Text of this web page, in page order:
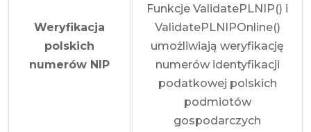
Weryfikacja
polskich
numerów NIP
Funkcje ValidatePLNIP() i
ValidatePLNIPOnline()
umożliwiają weryfikację
numerów identyfikacji
podatkowej polskich
podmiotów
gospodarczych